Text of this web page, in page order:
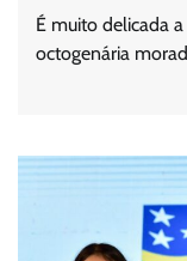
É muito delicada
octogenária